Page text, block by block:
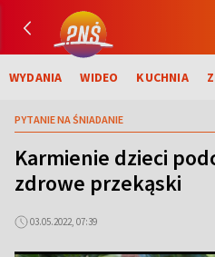
WYDANIA WIDEO KUCHNIA
PYTANIE NA ŚNIADANIE
Karmienie dzieci
zdrowe przekąski
03.05.2022, 07:39